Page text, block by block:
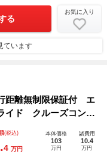
る
お気に入り
ています
離無制限保証付 エ
イド クルーズコント
純正１５インチア
メラ フルセグ
(税込)
4 万円
本体価格
103
万円
諸費用
10.4
万円